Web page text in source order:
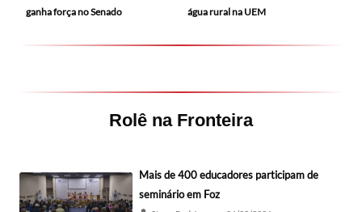
ganha força no Senado
água rural na UEM
Rolê na Fronteira
Mais de 400 educadores participam de
seminário em Foz